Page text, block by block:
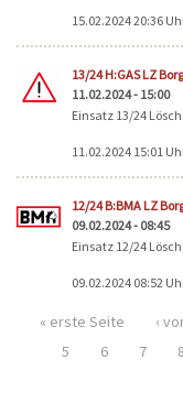
15.02.2024 20:36
13/24 H:GAS LZ
11.02.2024 - 15:00
Einsatz 13/24
11.02.2024 15:01
12/24 B:BMA LZ
09.02.2024 - 08:45
Einsatz 12/24
09.02.2024 08:52
« erste Seite ‹
5
6 7 8